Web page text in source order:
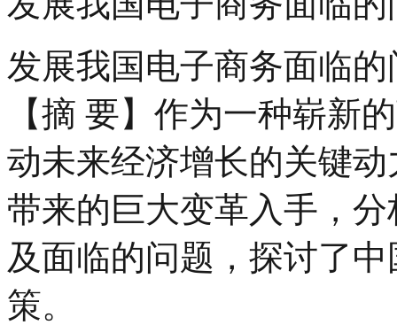
发展我国电子商务面临
【摘 要】作为一种崭新
动未来经济增长的关键
带来的巨大变革入手，
及面临的问题，探讨了
策。